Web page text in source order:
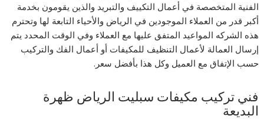
الفنية المتخصصة في أعمال التكييف والتبريد والذين يقومون بخدمة
أكبر قدر من العملاء الموجودين في الرياض والأحياء التابعة لها وتحترم
هذه الشركه المواعيد المتفق عليها مع العملاء وفي الوقت المحدد يتم
إرسال العمالة لأعمال التنظيف للمكيفات أو أعمال الفك والتركيب
حسب الإتفاق مع العميل وكل هذا بأفضل سعر.
فني تركيب مكيفات سبليت الرياض ظهرة
البديعة